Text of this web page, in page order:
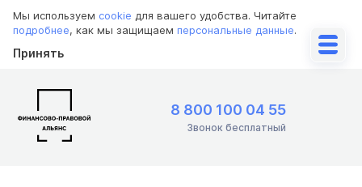
Мы используем cookie для вашего удобства. Читайте
подробнее, как мы защищаем персональные данные.
Принять
8 800 100 04 55
Звонок бесплатный